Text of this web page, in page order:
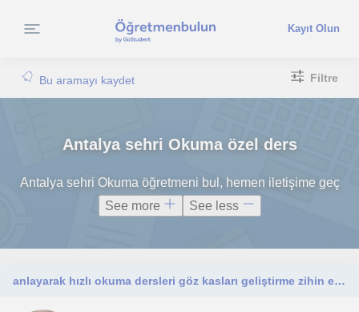
Kayıt Olun
Bu aramayı kaydet Filtre
Antalya sehri Okuma özel ders
Antalya sehri Okuma öğretmeni bul, hemen iletişime geç
See more
See less
anlayarak hızlı okuma dersleri göz kasları geliştirme zihin egzersizleri